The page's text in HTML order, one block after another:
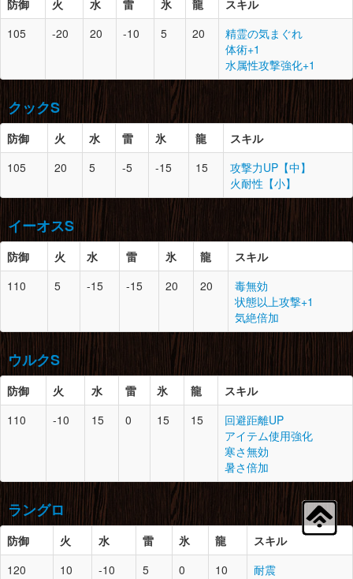
脚
20
砂竜の上鱗×2
砂竜の上ヒレ×2
ノヴァクリスタル×1
硬化薬グレート×2
盾蟹の尖爪×2
カブレライト鉱石×2
とがった爪×4
盾蟹の堅殻×3
盾蟹の尖爪×1
とがった爪×4
上竜骨×1
脚
20
盾蟹の堅殻×1
盾蟹の尖爪×1
上質な鳥竜骨×2
ドラグライト鉱石×5
胴
20 2
翼蛇竜の上皮×3
翼蛇竜の皮×4
火竜の翼×2
ガマのコイン×1
翼蛇竜の上皮×1
縞模様の皮×4
火竜の翼爪×5
ガマのコイン×1
腰
20
翼蛇竜の上皮×2
翼蛇竜の皮×5
火竜の翼×2
ガマのコイン×1
脚
20
翼蛇竜の上皮×1
縞模様の皮×4
火竜の翼爪×5
ガマのコイン×1
防御 火 水 雷 氷 龍
スキル
105
-20 20 -10 5 20
精霊の気まぐれ
体術+1
水属性攻撃強化+1
必要素材
頭
21 0
奇猿狐の剛毛×3
奇猿狐の堅長骨×3
上質な毛皮×2
胴
21 2
奇猿狐の大耳×2
奇猿狐の剛毛×2
堅牢な骨×1
ドスヘラクレス×2
腕
21
奇猿狐の剛毛×3
奇猿狐の鉤爪×1
奇猿狐の長骨×3
盾虫の堅殻×2
奇猿狐の大耳×1
奇猿狐の剛毛×4
キラービートル×2
脚
21
奇猿狐の堅長骨×2
奇猿狐の長骨×3
奇猿狐の尻尾×1
ドスヘラクレス×3
クックS
防御 火 水 雷 氷 龍
スキル
105
20 5 -5 -15 15
攻撃力UP【中】
火耐性【小】
防御 スロット
必要素材
頭
21 1
怪鳥の地獄耳×1
怪鳥の堅殻×2
怪鳥の翼膜×1
コンガの剛毛×4
胴
21 2
怪鳥の上鱗×2
怪鳥の堅殻×3
怪鳥の翼膜×1
上竜骨×3
怪鳥の上鱗×3
怪鳥の堅殻×2
怪鳥の翼膜×2
腰
21 1
怪鳥の上鱗×2
怪鳥の堅殻×3
堅牢な骨×3
怪鳥の地獄耳×1
怪鳥の堅殻×2
怪鳥の翼膜×2
ランポスの上皮×4
イーオスS
防御 火 水 雷 氷 龍
スキル
110
5 -15 -15 20 20
毒無効
状態以上攻撃+1
気絶倍加
頭
22 2
イーオスの上鱗×3
イーオスの上皮×2
強靭な鳥竜骨×3
猛毒袋×3
胴
22 2
イーオスの上鱗×2
イーオスの上皮×3
カブレライト鉱石×4
堅牢な骨×3
腕
22 1
イーオスの上鱗×3
イーオスの上皮×2
紅蓮石×1
ドスイーオスの皮×3
腰
22 1
イーオスの上鱗×2
イーオスの上皮×3
ウルクS
防御 火 水 雷 氷 龍
スキル
110
-10 15 0 15 15
回避距離UP
アイテム使用強化
寒さ無効
暑さ倍加
必要素材
頭
22 2
白兎獣の大耳×2
堅牢な骨×2
狗竜の皮×5
ユニオン鉱石×3
胴
22 1
白兎獣の堅腹甲×3
白兎獣の剛毛×3
ラングロ
防御 火 水 雷 氷 龍
スキル
120
10 -10 5 0 10
耐震